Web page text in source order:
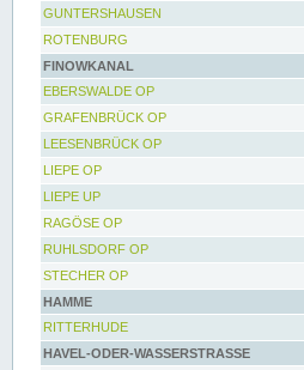
GUNTERSHAUSEN
ROTENBURG
FINOWKANAL
EBERSWALDE OP
GRAFENBRÜCK OP
LEESENBRÜCK OP
LIEPE OP
LIEPE UP
RAGÖSE OP
RUHLSDORF OP
STECHER OP
HAMME
RITTERHUDE
HAVEL-ODER-WASSERSTRASSE